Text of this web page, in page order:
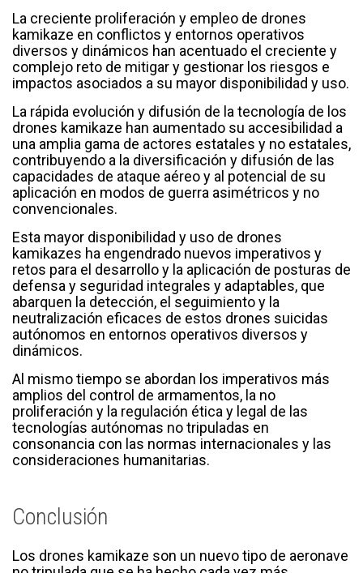
La creciente proliferación y empleo de drones
kamikaze en conflictos y entornos operativos
diversos y dinámicos han acentuado el creciente y
complejo reto de mitigar y gestionar los riesgos e
impactos asociados a su mayor disponibilidad y uso.
La rápida evolución y difusión de la tecnología de los
drones kamikaze han aumentado su accesibilidad a
una amplia gama de actores estatales y no estatales,
contribuyendo a la diversificación y difusión de las
capacidades de ataque aéreo y al potencial de su
aplicación en modos de guerra asimétricos y no
convencionales.
Esta mayor disponibilidad y uso de drones
kamikazes ha engendrado nuevos imperativos y
retos para el desarrollo y la aplicación de posturas de
defensa y seguridad integrales y adaptables, que
abarquen la detección, el seguimiento y la
neutralización eficaces de estos drones suicidas
autónomos en entornos operativos diversos y
dinámicos.
Al mismo tiempo se abordan los imperativos más
amplios del control de armamentos, la no
proliferación y la regulación ética y legal de las
tecnologías autónomas no tripuladas en
consonancia con las normas internacionales y las
consideraciones humanitarias.
Conclusión
Los drones kamikaze son un nuevo tipo de aeronave